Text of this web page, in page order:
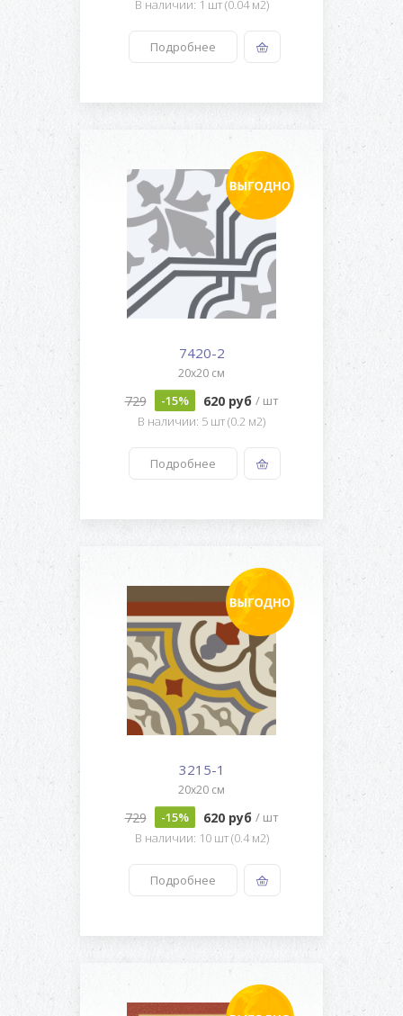
В наличии: 1 шт (0.04 м2)
Подробнее
7420-2
20x20 см
729 -15% 620 руб / шт
В наличии: 5 шт (0.2 м2)
Подробнее
3215-1
20x20 см
729 -15% 620 руб / шт
В наличии: 10 шт (0.4 м2)
Подробнее